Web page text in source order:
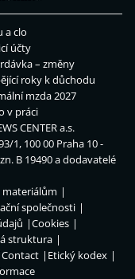
a clo
účty
– změny
roky k důchodu
mzda 2027
v práci
CENTER a.s.
1, 100 00 Praha 10 -
B 19490 a dodavatelé
společnosti
Cookies
struktura
Etický kodex